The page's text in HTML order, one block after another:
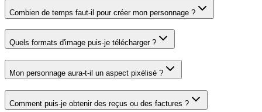
Combien de temps faut-il pour créer mon personnage ?
Quels formats d'image puis-je télécharger ?
Mon personnage aura-t-il un aspect pixélisé ?
Comment puis-je obtenir des reçus ou des factures ?